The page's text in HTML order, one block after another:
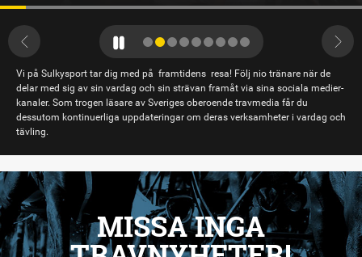
Vi på Sulkysport tar dig med på framtidens resa! Följ nio tränare när de
delar med sig av sin vardag och sin strävan framåt via sina sociala medier-
kanaler. Som trogen läsare av Sveriges oberoende travmedia får du
dessutom kontinuerliga uppdateringar om deras verksamheter i vardag och
tävling.
MISSA INGA